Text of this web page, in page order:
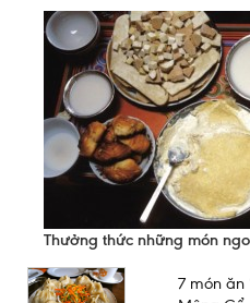
Thưởng thức những món
7 món ăn